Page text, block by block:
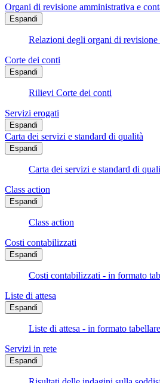
Organi di revisione amministrativa e
Espandi
Relazioni degli organi di
Corte dei conti
Espandi
Rilievi Corte dei conti
Servizi erogati
Espandi
Carta dei servizi e standard di qualità
Espandi
Carta dei servizi e standard di
Class action
Espandi
Class action
Costi contabilizzati
Espandi
Costi contabilizzati - in formato
Liste di attesa
Espandi
Liste di attesa - in formato tabellare
Servizi in rete
Espandi